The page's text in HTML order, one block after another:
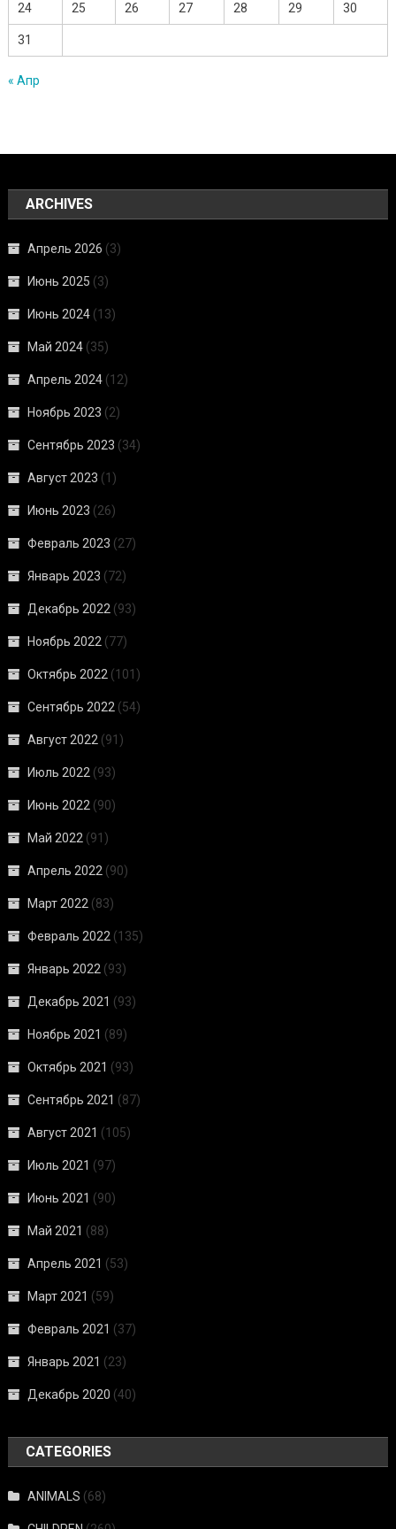
24 25 26 27 28 29 30
31
« Апр
ARCHIVES
Апрель 2026 (3)
Июнь 2025 (3)
Июнь 2024 (13)
Май 2024 (35)
Апрель 2024 (12)
Ноябрь 2023 (2)
Сентябрь 2023 (34)
Август 2023 (1)
Июнь 2023 (26)
Февраль 2023 (27)
Январь 2023 (72)
Декабрь 2022 (93)
Ноябрь 2022 (77)
Октябрь 2022 (101)
Сентябрь 2022 (54)
Август 2022 (91)
Июль 2022 (93)
Июнь 2022 (90)
Май 2022 (91)
Апрель 2022 (90)
Март 2022 (83)
Февраль 2022 (135)
Январь 2022 (93)
Декабрь 2021 (93)
Ноябрь 2021 (89)
Октябрь 2021 (93)
Сентябрь 2021 (87)
Август 2021 (105)
Июль 2021 (97)
Июнь 2021 (90)
Май 2021 (88)
Апрель 2021 (53)
Март 2021 (59)
Февраль 2021 (37)
Январь 2021 (23)
Декабрь 2020 (40)
CATEGORIES
ANIMALS (68)